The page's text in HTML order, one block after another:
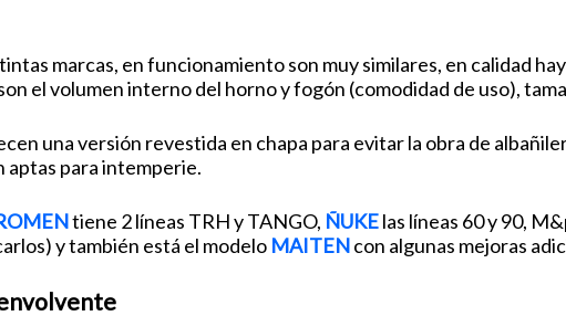
marcas, en funcionamiento son muy similares, en calidad
el volumen interno del horno y fogón (comodidad de uso),
una versión revestida en chapa para evitar la obra de
aptas para intemperie.
tiene 2 líneas TRH y TANGO, ÑUKElas líneas 60 y 90,
y también está el modelo MAITENcon algunas mejoras